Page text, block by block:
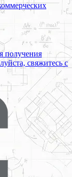
получения
свяжитесь с